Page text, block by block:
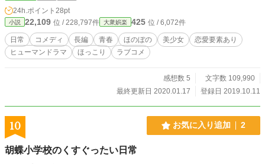
24h.ポイント 28pt
小説 22,109 位 / 228,797件 大衆娯楽 425 位 / 6,072件
日常 コメディ 長編 青春 ほのぼの 美少女
恋愛要素あり
ヒューマンドラマ
ほっこり ラブコメ
感想数 5
文字数 109,990
最終更新日 2020.01.17
登録日 2019.10.11
10 お気に入り追加 2
胡蝶小学校のくすぐったい日常